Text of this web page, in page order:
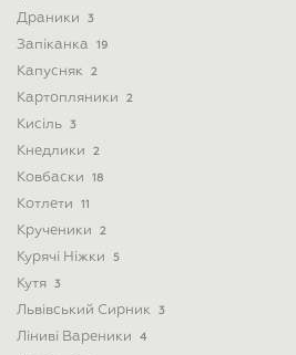
Драники 3
Запіканка 19
Капусняк 2
Картопляники 2
Кисіль 3
Кнедлики 2
Ковбаски 18
Котлети 11
Крученики 2
Курячі Ніжки 5
Кутя 3
Львівський Сирник 3
Ліниві Вареники 4